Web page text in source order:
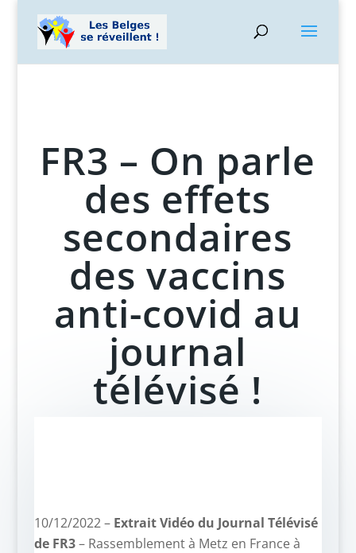
FR3 – On parle
des effets
secondaires
des vaccins
anti-covid au
journal
télévisé !
10/12/2022 – Extrait Vidéo du Journal Télévisé
de FR3– Rassemblement à Metz en France à